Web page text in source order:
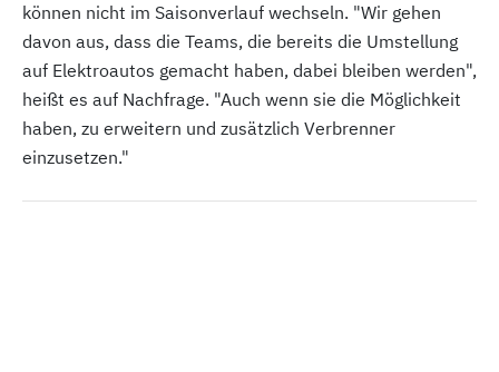
können nicht im Saisonverlauf wechseln. "Wir gehen
davon aus, dass die Teams, die bereits die Umstellung
auf Elektroautos gemacht haben, dabei bleiben werden",
heißt es auf Nachfrage. "Auch wenn sie die Möglichkeit
haben, zu erweitern und zusätzlich Verbrenner
einzusetzen."